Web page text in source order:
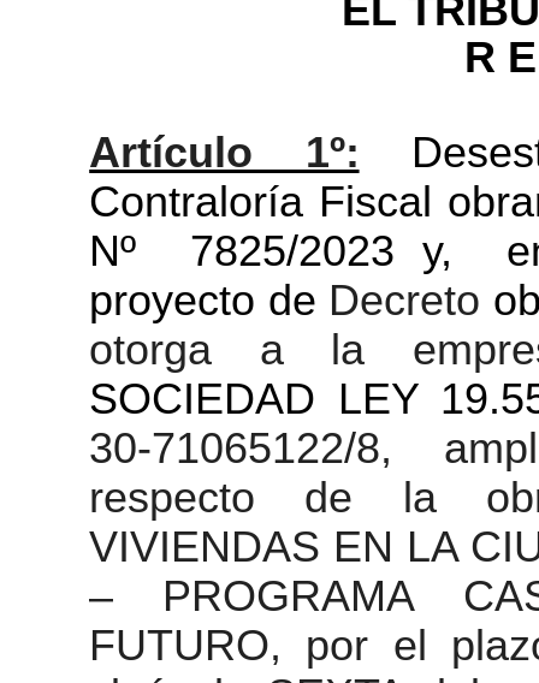
EL
R
Artículo 1º:
Contraloría Fiscal
Nº 7825/2023 y,
proyecto de Decreto
otorga a la
SOCIEDAD LEY
30-71065122/8,
respecto de la
VIVIENDAS EN LA
– PROGRAMA
FUTURO, por el